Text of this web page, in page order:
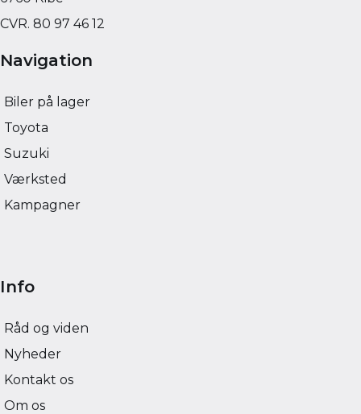
CVR. 80 97 46 12
Navigation
Biler på lager
Toyota
Suzuki
Værksted
Kampagner
Info
Råd og viden
Nyheder
Kontakt os
Om os